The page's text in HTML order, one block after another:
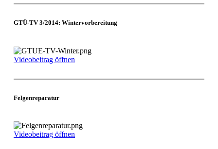
GTÜ-TV 3/2014: Wintervorbereitung
Videobeitrag öffnen
Felgenreparatur
Videobeitrag öffnen